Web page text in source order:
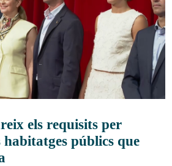
els requisits per
habitatges públics que